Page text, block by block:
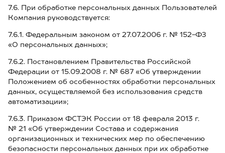
7.6. При обработке персональных данных Пользователей
Компания руководствуется:
7.6.1. Федеральным законом от 27.07.2006 г. № 152-ФЗ
«О персональных данных»;
7.6.2. Постановлением Правительства Российской
Федерации от 15.09.2008 г. № 687 «Об утверждении
Положением об особенностях обработки персональных
данных, осуществляемой без использования средств
автоматизации»;
7.6.3. Приказом ФСТЭК России от 18 февраля 2013 г.
№ 21 «Об утверждении Состава и содержания
организационных и технических мер по обеспечению
безопасности персональных данных при их обработке